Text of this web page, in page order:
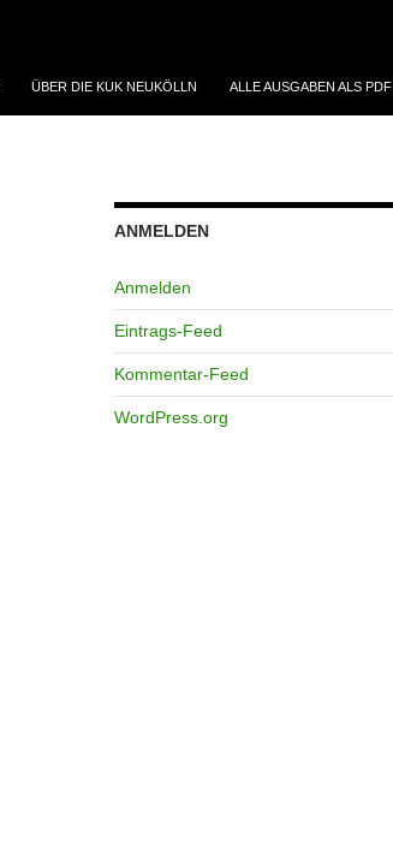
ÜBER DIE KUK NEUKÖLLN ALLE AUSGABEN ALS PDF
ANMELDEN
Anmelden
Eintrags-Feed
Kommentar-Feed
WordPress.org